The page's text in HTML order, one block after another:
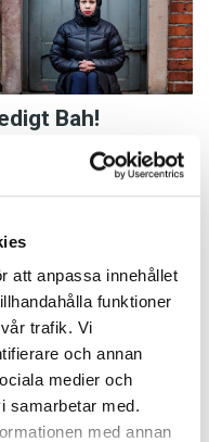
att anpassa innehållet
funktioner
trafik. Vi
och annan
medier och
samarbetar med.
med annan
Bah!
DECEMBER 2015
småländska
Hon är
i Horda, ett litet
vid
mellan Värnamo
Alvesta.…